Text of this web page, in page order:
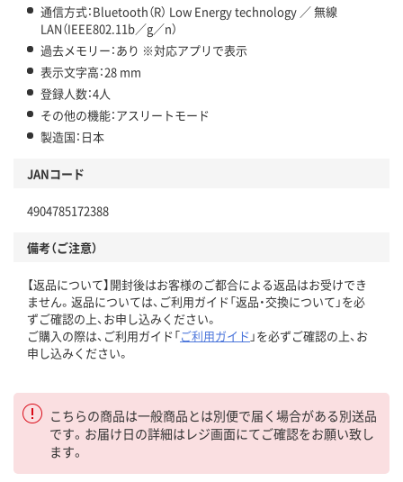
通信方式：Bluetooth（R） Low Energy technology ／ 無線
LAN（IEEE802.11b／g／n）
過去メモリー：あり ※対応アプリで表示
表示文字高：28 mm
登録人数：4人
その他の機能：アスリートモード
製造国：日本
JANコード
4904785172388
備考（ご注意）
【返品について】開封後はお客様のご都合による返品はお受けでき
ません。返品については、ご利用ガイド「返品・交換について」を必
ずご確認の上、お申し込みください。
ご購入の際は、ご利用ガイド「ご利用ガイド 」を必ずご確認の上、お
申し込みください。
こちらの商品は一般商品とは別便で届く場合がある別送品
です。お届け日の詳細はレジ画面にてご確認をお願い致し
ます。